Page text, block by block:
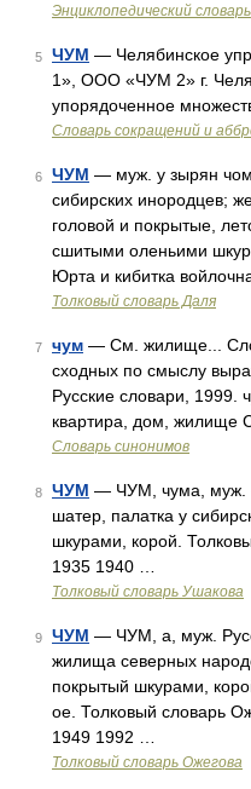
Энциклопедический словарь
5 ЧУМ — Челябинское
1», ООО «ЧУМ 2» г.
упорядоченное
Словарь сокращений и
6 ЧУМ — муж. у зырян
сибирских инородцев;
головой и покрытые,
сшитыми оленьими
Юрта и кибитка
Толковый словарь Даля
7 чум — См. жилище...
сходных по смыслу
Русские словари,
квартира, дом, жилище
Словарь синонимов
8 ЧУМ — ЧУМ, чума, муж.
шатер, палатка у
шкурами, корой.
1935 1940 …
Толковый словарь Ушакова
9 ЧУМ — ЧУМ, а, муж.
жилища северных
покрытый шкурами,
ое. Толковый словарь
1949 1992 …
Толковый словарь Ожегова